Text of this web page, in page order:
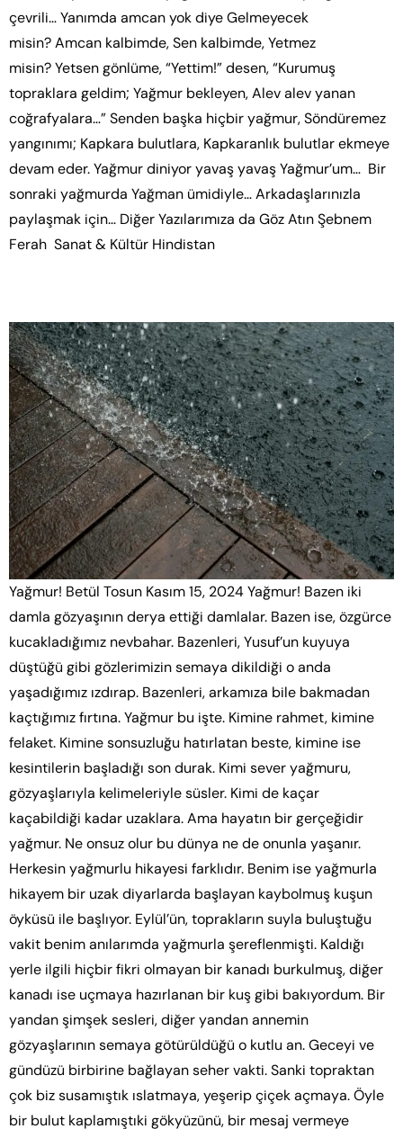
çevrili… Yanımda amcan yok diye Gelmeyecek
misin? Amcan kalbimde, Sen kalbimde, Yetmez
misin? Yetsen gönlüme, “Yettim!” desen, “Kurumuş
topraklara geldim; Yağmur bekleyen, Alev alev yanan
coğrafyalara…” Senden başka hiçbir yağmur, Söndüremez
yangınımı; Kapkara bulutlara, Kapkaranlık bulutlar ekmeye
devam eder. Yağmur diniyor yavaş yavaş Yağmur’um… Bir
sonraki yağmurda Yağman ümidiyle… Arkadaşlarınızla
paylaşmak için… Diğer Yazılarımıza da Göz Atın Şebnem
Ferah Sanat & Kültür Hindistan
Yağmur! Betül Tosun Kasım 15, 2024 Yağmur! Bazen iki
damla gözyaşının derya ettiği damlalar. Bazen ise, özgürce
kucakladığımız nevbahar. Bazenleri, Yusuf’un kuyuya
düştüğü gibi gözlerimizin semaya dikildiği o anda
yaşadığımız ızdırap. Bazenleri, arkamıza bile bakmadan
kaçtığımız fırtına. Yağmur bu işte. Kimine rahmet, kimine
felaket. Kimine sonsuzluğu hatırlatan beste, kimine ise
kesintilerin başladığı son durak. Kimi sever yağmuru,
gözyaşlarıyla kelimeleriyle süsler. Kimi de kaçar
kaçabildiği kadar uzaklara. Ama hayatın bir gerçeğidir
yağmur. Ne onsuz olur bu dünya ne de onunla yaşanır.
Herkesin yağmurlu hikayesi farklıdır. Benim ise yağmurla
hikayem bir uzak diyarlarda başlayan kaybolmuş kuşun
öyküsü ile başlıyor. Eylül’ün, toprakların suyla buluştuğu
vakit benim anılarımda yağmurla şereflenmişti. Kaldığı
yerle ilgili hiçbir fikri olmayan bir kanadı burkulmuş, diğer
kanadı ise uçmaya hazırlanan bir kuş gibi bakıyordum. Bir
yandan şimşek sesleri, diğer yandan annemin
gözyaşlarının semaya götürüldüğü o kutlu an. Geceyi ve
gündüzü birbirine bağlayan seher vakti. Sanki topraktan
çok biz susamıştık ıslatmaya, yeşerip çiçek açmaya. Öyle
bir bulut kaplamıştıki gökyüzünü, bir mesaj vermeye